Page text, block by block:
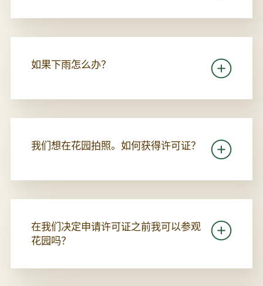
如果下雨怎么办？
我们想在花园拍照。如何获得许可证？
在我们决定申请许可证之前我可以参观
花园吗？